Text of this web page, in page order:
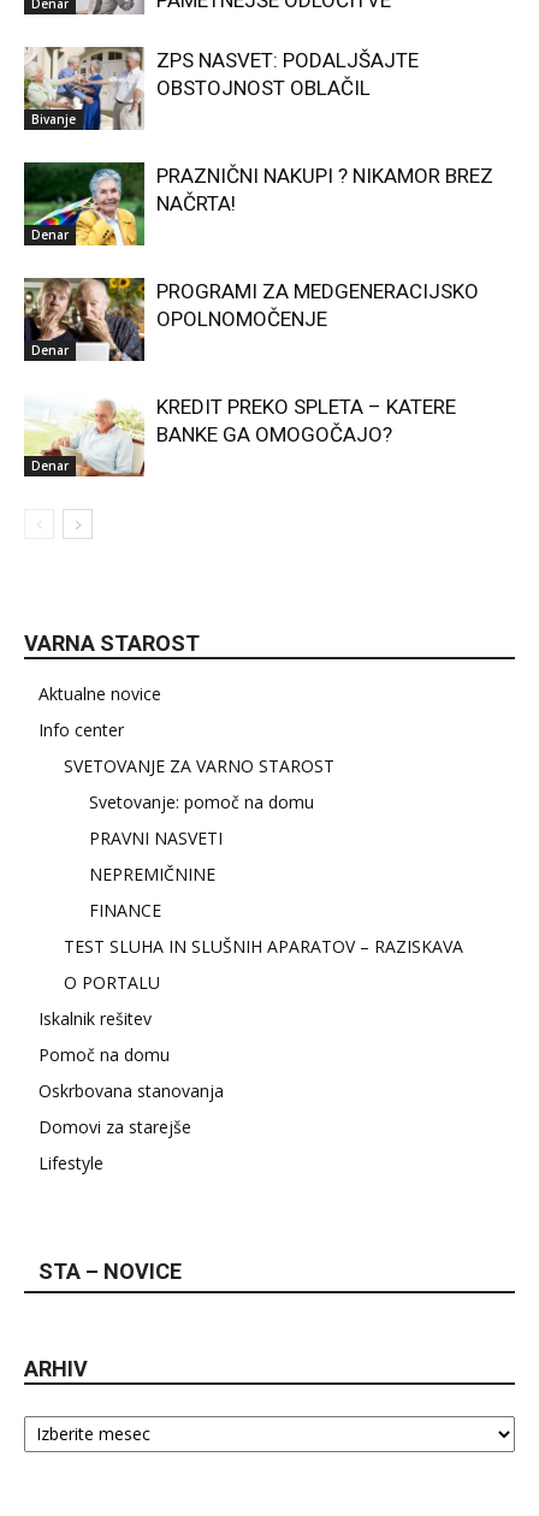
Bivanje
ZPS NASVET: PODALJŠAJTE
OBSTOJNOST OBLAČIL
Denar
PRAZNIČNI NAKUPI ? NIKAMOR BREZ
NAČRTA!
Denar
PROGRAMI ZA MEDGENERACIJSKO
OPOLNOMOČENJE
Denar
KREDIT PREKO SPLETA – KATERE
BANKE GA OMOGOČAJO?
VARNA STAROST
Aktualne novice
Info center
SVETOVANJE ZA VARNO STAROST
Svetovanje: pomoč na domu
PRAVNI NASVETI
NEPREMIČNINE
FINANCE
TEST SLUHA IN SLUŠNIH APARATOV – RAZISKAVA
O PORTALU
Iskalnik rešitev
Pomoč na domu
Oskrbovana stanovanja
Domovi za starejše
Lifestyle
STA – NOVICE
ARHIV
Arhiv